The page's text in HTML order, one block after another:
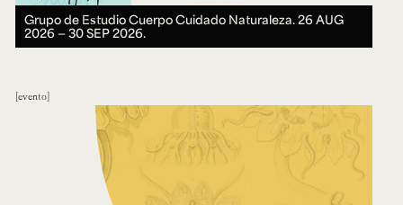
Grupo de Estudio Cuerpo Cuidado Naturaleza.26 AUG
2026 ― 30 SEP 2026.
evento